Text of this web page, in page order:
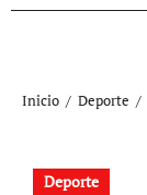
Inicio Deporte
Deporte